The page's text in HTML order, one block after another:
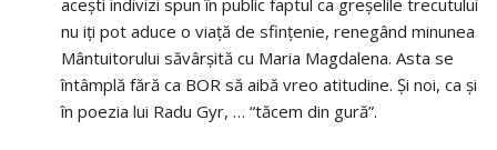
nu iți pot aduce o viață de sfințenie, renegând minunea
Mântuitorului săvârșită cu Maria Magdalena. Asta se
întâmplă fără ca BOR să aibă vreo atitudine. Și noi, ca și
în poezia lui Radu Gyr, … “tăcem din gură”.